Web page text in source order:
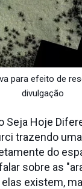
para efeito de
divulgação
Seja Hoje
trazendo
do
sobre as
elas existem,